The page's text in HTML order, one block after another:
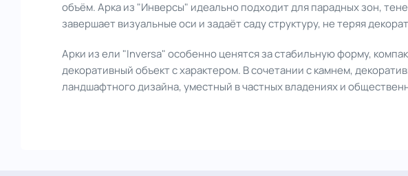
объём. Арка из "Инверсы" идеально подходит для парадных зон,
завершает визуальные оси и задаёт саду структуру, не теряя
Арки из ели "Inversa" особенно ценятся за стабильную форму,
декоративный объект с характером. В сочетании с камнем,
ландшафтного дизайна, уместный в частных владениях и